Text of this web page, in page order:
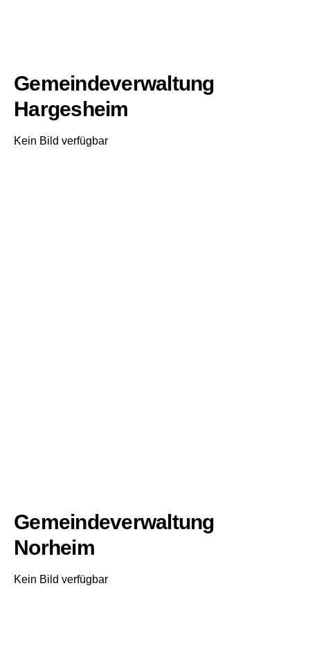
Gemeindeverwaltung
Hargesheim
Kein Bild verfügbar
Gemeindeverwaltung
Norheim
Kein Bild verfügbar